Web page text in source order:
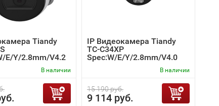
Tiandy
E/Y/2.8mm/V4.2
В наличии
IP Видеокамера Tiandy
TC-C34XP
Spec:W/E/Y/2.8mm/V4.0
В наличии
15 190 руб.
9 114 руб.